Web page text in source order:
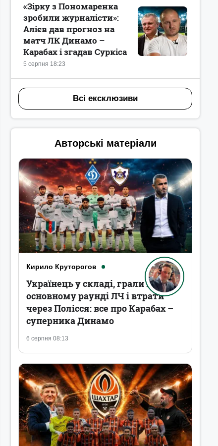
5 серпня 18:23
«Зірку з Пономаренка
зробили журналісти»:
Алієв дав прогноз на
матч ЛК Динамо –
Карабах і згадав Суркіса
Всі ексклюзиви
Авторські матеріали
Кирило Круторогов
6 серпня 08:13
Українець у складі, грали в
основному раунді ЛЧ і втрати
через Полісся: все про Карабах –
суперника Динамо